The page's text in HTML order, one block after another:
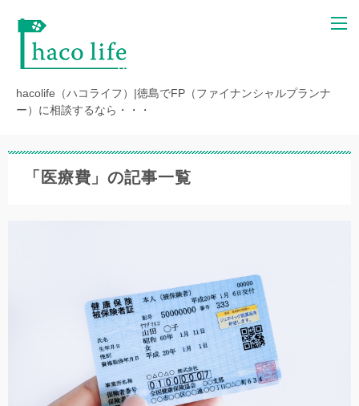
hacolife（ハコライフ）|徳島でFP（ファイナンシャルプランナ
ー）に相談するなら・・・
「医療費」の記事一覧